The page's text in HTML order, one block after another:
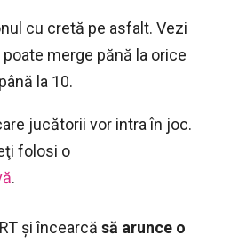
cu cretă pe asfalt. Vezi
merge pănă la orice
la 10.
jucătorii vor intra în joc.
folosi o
.
şi încearcă să arunce o